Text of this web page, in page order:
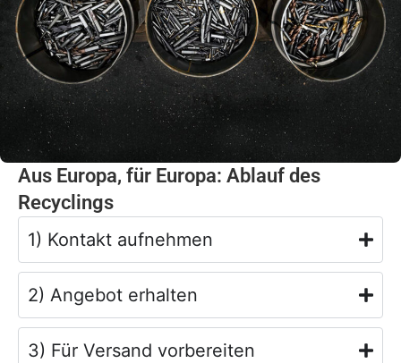
Aus Europa, für Europa: Ablauf des
Recyclings
1) Kontakt aufnehmen
2) Angebot erhalten
3) Für Versand vorbereiten